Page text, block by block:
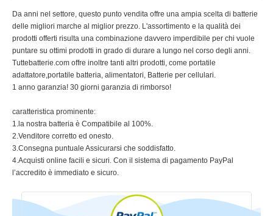
Da anni nel settore, questo punto vendita offre una ampia scelta di batterie
delle migliori marche al miglior prezzo. L'assortimento e la qualità dei
prodotti offerti risulta una combinazione davvero imperdibile per chi vuole
puntare su ottimi prodotti in grado di durare a lungo nel corso degli anni.
Tuttebatterie.com offre inoltre tanti altri prodotti, come portatile
adattatore,portatile batteria, alimentatori, Batterie per cellulari.
1 anno garanzia! 30 giorni garanzia di rimborso!
caratteristica prominente:
1.la nostra batteria è Compatibile al 100%.
2.Venditore corretto ed onesto.
3.Consegna puntuale Assicurarsi che soddisfatto.
4.Acquisti online facili e sicuri. Con il sistema di pagamento PayPal
l’accredito è immediato e sicuro.